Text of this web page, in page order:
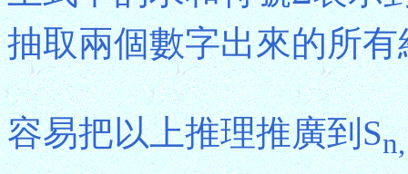
抽取兩個數字出來的所
容易把以上推理推廣到S